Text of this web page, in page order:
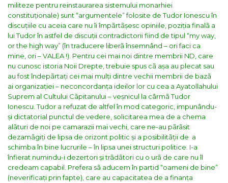
militeze pentru reinstaurarea sistemului monarhiei
constituționale) sunt “argumentele” folosite de Tudor Ionescu în
discuțiile cu aceia care nu îi împãrtãșesc opiniile, poziția finalã a
lui Tudor în astfel de discuții contradictorii fiind de tipul “my way,
or the high way” (în traducere liberã însemnând – ori faci ca
mine, ori – VALEA !). Pentru cei mai noi dintre membrii ND, care
nu cunosc istoria Noii Drepte, trebuie spus cã așa au plecat sau
au fost îndepãrtați cei mai mulți dintre vechii membrii de bazã
ai organizației – neconcordanța ideilor lor cu cea a Ayatollahului
Suprem al Cultului Cãpitanului – veșnicul la cârmã Tudor
Ionescu. Tudor a refuzat de altfel în mod categoric, impunându-
și dictatorial punctul de vedere, solicitarea mea de a chema
alãturi de noi pe camarazii mai vechi, care ne-au pãrãsit
dezamãgiți de lipsa de orizont politic și a posibilitãții de a
schimba în bine lucrurile – în lipsa unei structuri politice. I-a
înfierat numindu-i dezertori și trãdãtori cu o urã de care nu îl
credeam capabil. Prefera sã aducem în partid “oameni de bine”
(neverificați prin fapte), care au capacitatea de a finanța